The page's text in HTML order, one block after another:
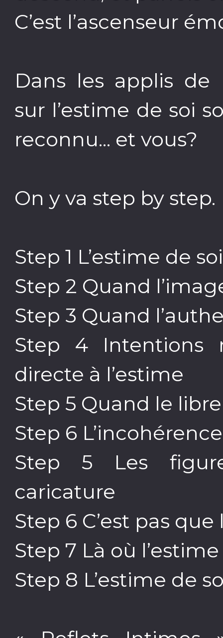
C’est l’ascenseur
Dans les applis de
sur l’estime de soi
reconnu... et vous?
On y va step by step.
Step 1 L’estime de
Step 2 Quand
Step 3 Quand
Step 4 Intentions
directe à l’estime
Step 5 Quand le
Step 6
Step 5 Les
caricature
Step 6 C’est pas
Step 7 Là où
Step 8 L’estime de